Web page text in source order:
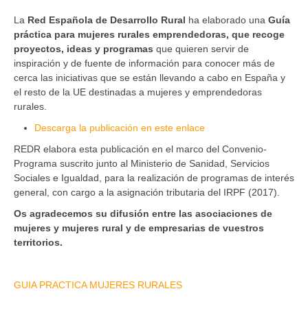
La Red Española de Desarrollo Rural ha elaborado una Guía
práctica para mujeres rurales emprendedoras, que recoge
proyectos, ideas y programas que quieren servir de
inspiración y de fuente de información para conocer más de
cerca las iniciativas que se están llevando a cabo en España y
el resto de la UE destinadas a mujeres y emprendedoras
rurales.
Descarga la publicación en este enlace
REDR elabora esta publicación en el marco del Convenio-
Programa suscrito junto al Ministerio de Sanidad, Servicios
Sociales e Igualdad, para la realización de programas de interés
general, con cargo a la asignación tributaria del IRPF (2017).
Os agradecemos su difusión entre las asociaciones de
mujeres y mujeres rural y de empresarias de vuestros
territorios.
GUIA PRACTICA MUJERES RURALES